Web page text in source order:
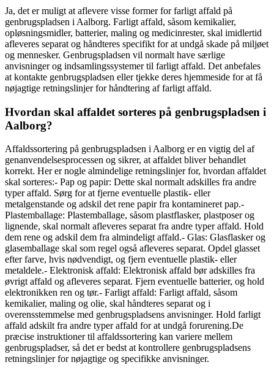
Ja, det er muligt at aflevere visse former for farligt affald på
genbrugspladsen i Aalborg. Farligt affald, såsom kemikalier,
opløsningsmidler, batterier, maling og medicinrester, skal imidlertid
afleveres separat og håndteres specifikt for at undgå skade på miljøet
og mennesker. Genbrugspladsen vil normalt have særlige
anvisninger og indsamlingssystemer til farligt affald. Det anbefales
at kontakte genbrugspladsen eller tjekke deres hjemmeside for at få
nøjagtige retningslinjer for håndtering af farligt affald.
Hvordan skal affaldet sorteres på genbrugspladsen i
Aalborg?
Affaldssortering på genbrugspladsen i Aalborg er en vigtig del af
genanvendelsesprocessen og sikrer, at affaldet bliver behandlet
korrekt. Her er nogle almindelige retningslinjer for, hvordan affaldet
skal sorteres:- Pap og papir: Dette skal normalt adskilles fra andre
typer affald. Sørg for at fjerne eventuelle plastik- eller
metalgenstande og adskil det rene papir fra kontamineret pap.-
Plastemballage: Plastemballage, såsom plastflasker, plastposer og
lignende, skal normalt afleveres separat fra andre typer affald. Hold
dem rene og adskil dem fra almindeligt affald.- Glas: Glasflasker og
glasemballage skal som regel også afleveres separat. Opdel glasset
efter farve, hvis nødvendigt, og fjern eventuelle plastik- eller
metaldele.- Elektronisk affald: Elektronisk affald bør adskilles fra
øvrigt affald og afleveres separat. Fjern eventuelle batterier, og hold
elektronikken ren og tør.- Farligt affald: Farligt affald, såsom
kemikalier, maling og olie, skal håndteres separat og i
overensstemmelse med genbrugspladsens anvisninger. Hold farligt
affald adskilt fra andre typer affald for at undgå forurening.De
præcise instruktioner til affaldssortering kan variere mellem
genbrugspladser, så det er bedst at kontrollere genbrugspladsens
retningslinjer for nøjagtige og specifikke anvisninger.